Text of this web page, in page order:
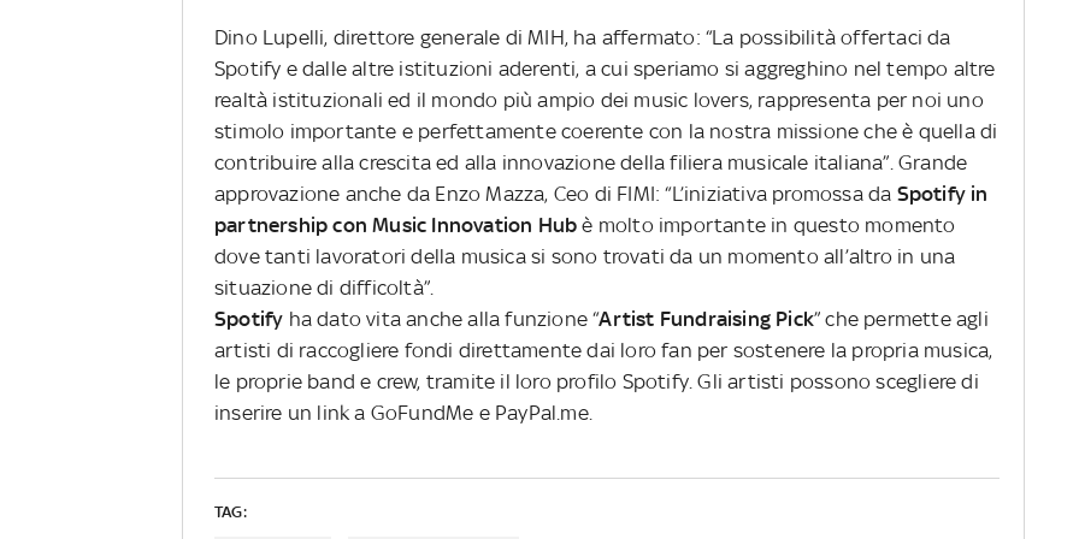
Dino Lupelli, direttore generale di MIH, ha affermato: “La possibilità offertaci da
Spotify e dalle altre istituzioni aderenti, a cui speriamo si aggreghino nel tempo altre
realtà istituzionali ed il mondo più ampio dei music lovers, rappresenta per noi uno
stimolo importante e perfettamente coerente con la nostra missione che è quella di
contribuire alla crescita ed alla innovazione della filiera musicale italiana”. Grande
approvazione anche da Enzo Mazza, Ceo di FIMI: “L’iniziativa promossa da Spotify in
partnership con Music Innovation Hub è molto importante in questo momento
dove tanti lavoratori della musica si sono trovati da un momento all’altro in una
situazione di difficoltà”.
Spotify ha dato vita anche alla funzione “Artist Fundraising Pick” che permette agli
artisti di raccogliere fondi direttamente dai loro fan per sostenere la propria musica,
le proprie band e crew, tramite il loro profilo Spotify. Gli artisti possono scegliere di
inserire un link a GoFundMe e PayPal.me.
TAG: